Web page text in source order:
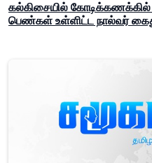
கல்கிசையில்
பெண்கள் உள்ளிட்ட நால்வர்